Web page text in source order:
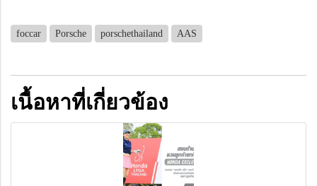
foccar Porsche porschethailand AAS
เนื้อหาที่เกี่ยวข้อง